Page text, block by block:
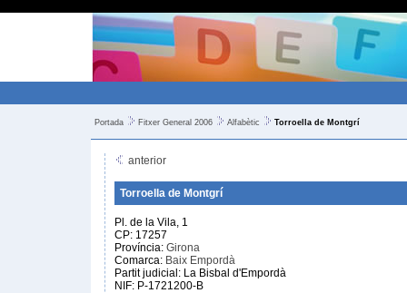
Portada Fitxer General 2006 Alfabètic Torroella de Montgrí
anterior
Torroella de Montgrí
Pl. de la Vila, 1
CP: 17257
Província: Girona
Comarca: Baix Empordà
Partit judicial: La Bisbal d'Empordà
NIF: P-1721200-B